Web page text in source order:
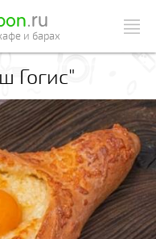
.ru
и барах
Гогис"